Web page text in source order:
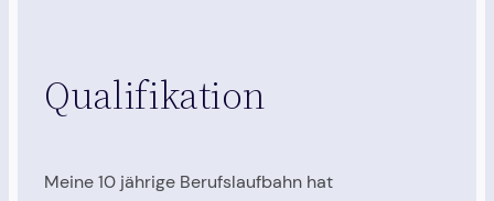
Qualifikation
Meine 10 jährige Berufslaufbahn hat